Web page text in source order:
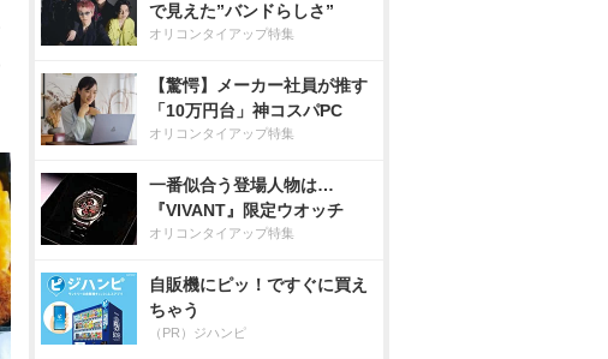
で見えた”バンドらしさ”
オリコンタイアップ特集
【驚愕】メーカー社員が推す
「10万円台」神コスパPC
オリコンタイアップ特集
一番似合う登場人物は…
『VIVANT』限定ウオッチ
オリコンタイアップ特集
自販機にピッ！ですぐに買え
ちゃう
（PR）ジハンピ